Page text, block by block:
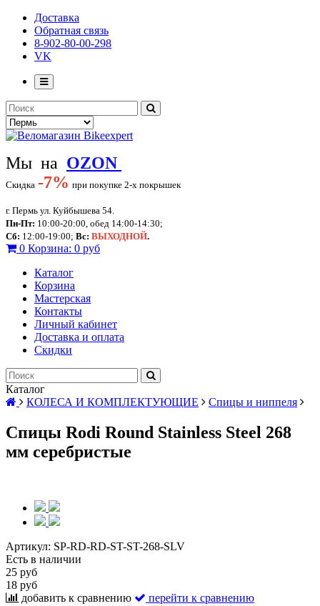
Доставка
Обратная связь
8-902-80-00-298
VK
Мы на OZON
Скидка -7% при покупке 2-х покрышек
г. Пермь ул. Куйбышева 54.
Пн-Пт: 10:00-20:00, обед 14:00-14:30;
Сб: 12:00-19:00; Вс: ВЫХОДНОЙ.
0 Корзина: 0 руб
Каталог
Корзина
Мастерская
Контакты
Личный кабинет
Доставка и оплата
Скидки
Каталог
КОЛЕСА И КОМПЛЕКТУЮЩИЕ
Спицы и ниппеля
Спицы Rodi Round Stainless Steel 268
мм серебристые
Артикул: SP-RD-RD-ST-ST-268-SLV
Есть в наличии
25 руб
18 руб
добавить к сравнению
перейти к сравнению